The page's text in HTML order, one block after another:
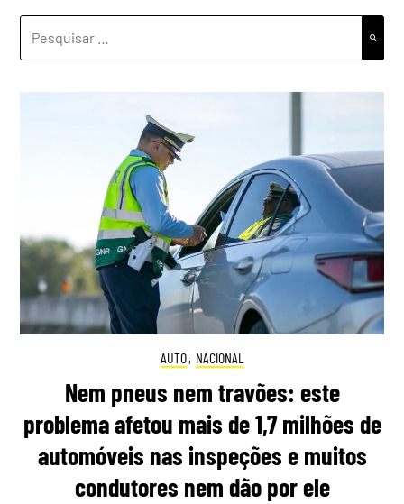
POR:
AUTO, NACIONAL
Nem pneus nem travões: este
problema afetou mais de 1,7 milhões de
automóveis nas inspeções e muitos
condutores nem dão por ele